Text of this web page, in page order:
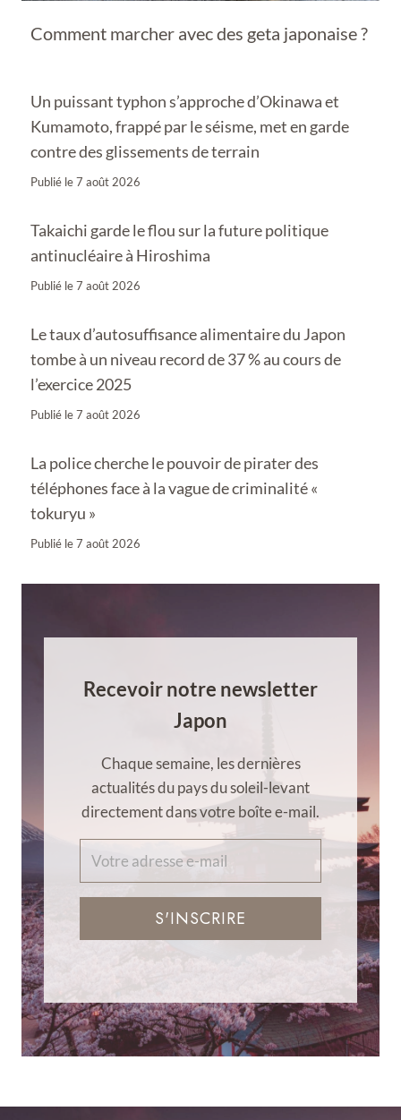
Comment marcher avec des geta japonaise ?
Un puissant typhon s’approche d’Okinawa et
Kumamoto, frappé par le séisme, met en garde
contre des glissements de terrain
Publié le7 août 2026
Takaichi garde le flou sur la future politique
antinucléaire à Hiroshima
Publié le7 août 2026
Le taux d’autosuffisance alimentaire du Japon
tombe à un niveau record de 37 % au cours de
l’exercice 2025
Publié le7 août 2026
La police cherche le pouvoir de pirater des
téléphones face à la vague de criminalité «
tokuryu »
Publié le7 août 2026
Recevoir notre newsletter
Japon
Chaque semaine, les dernières
actualités du pays du soleil-levant
directement dans votre boîte e-mail.
S'INSCRIRE